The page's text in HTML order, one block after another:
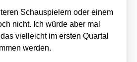
Schau­spie­lern oder einem
nicht. Ich wür­de aber mal
viel­leicht im ers­ten Quar­tal
wer­den.